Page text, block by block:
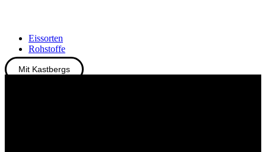
Eissorten
Rohstoffe
Mit Kastbergs